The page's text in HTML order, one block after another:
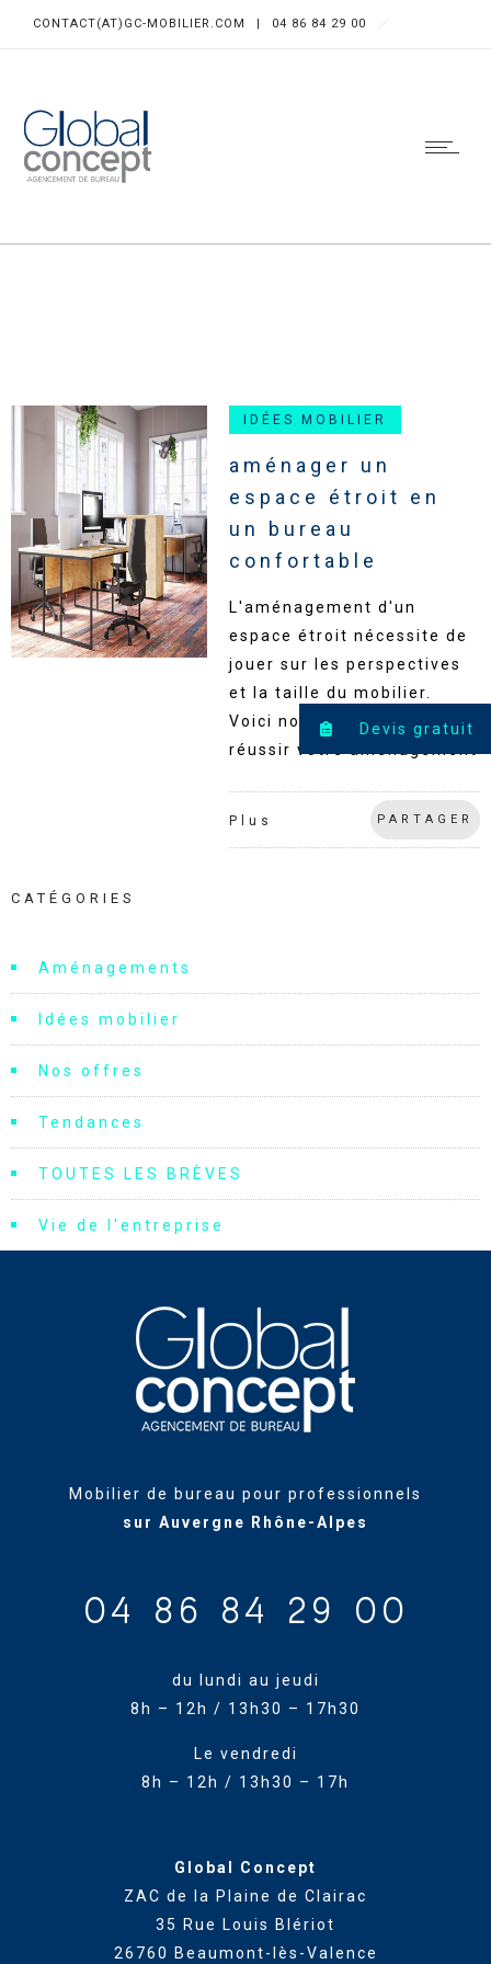
CONTACT(AT)GC-MOBILIER.COM | 04 86 84 29 00
IDÉES MOBILIER
aménager un
espace étroit en
un bureau
confortable
L'aménagement d'un
espace étroit nécessite de
jouer sur les perspectives
et la taille du mobilier.
Voici nos conseils pour
réussir votre aménagement
Plus PARTAGER
CATÉGORIES
Aménagements
Idées mobilier
Nos offres
Tendances
TOUTES LES BRÈVES
Vie de l'entreprise
Mobilier de bureau pour professionnels
sur Auvergne Rhône-Alpes
04 86 84 29 00
du lundi au jeudi
8h – 12h / 13h30 – 17h30
Le vendredi
8h – 12h / 13h30 – 17h
Global Concept
ZAC de la Plaine de Clairac
35 Rue Louis Blériot
26760 Beaumont-lès-Valence
Devis gratuit